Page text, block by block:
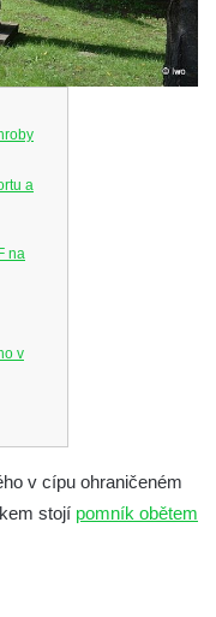
a
na
v
v
v cípu ohraničeném
stojí pomník obětem